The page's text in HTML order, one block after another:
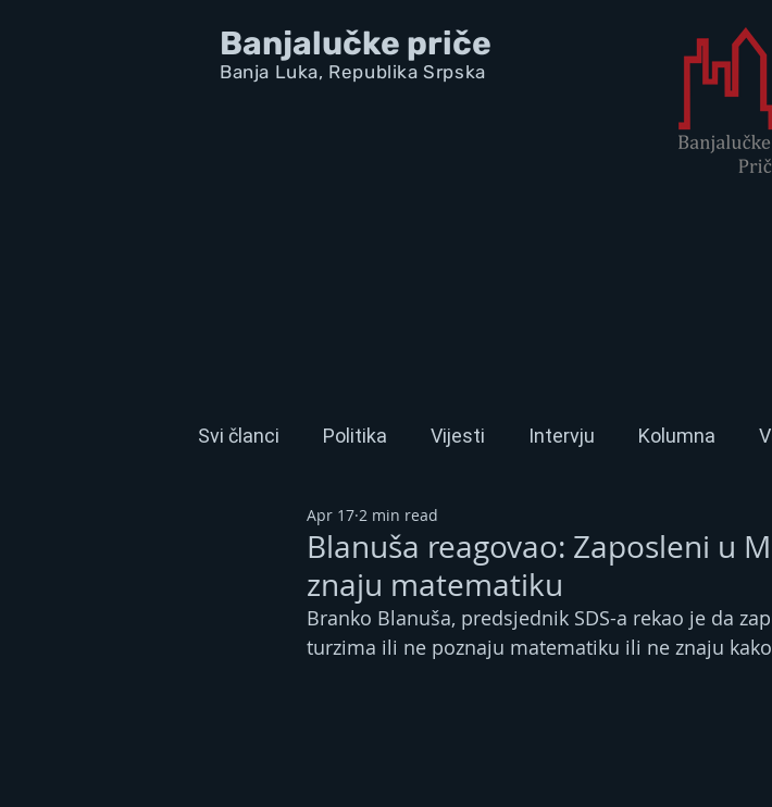
Banjalučke priče
Banja Luka, Republika Srpska
Svi članci Politika Vijesti Intervju Kolumna
Blanuša reagovao: Zaposleni u
znaju matematiku
Apr 17 2 min read
Branko Blanuša, predsjednik SDS-a rekao je da
turzima ili ne poznaju matematiku ili ne znaju